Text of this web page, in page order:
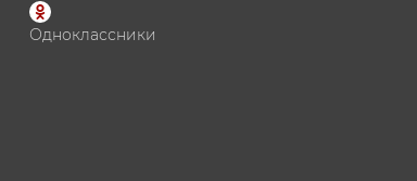
Одноклассники